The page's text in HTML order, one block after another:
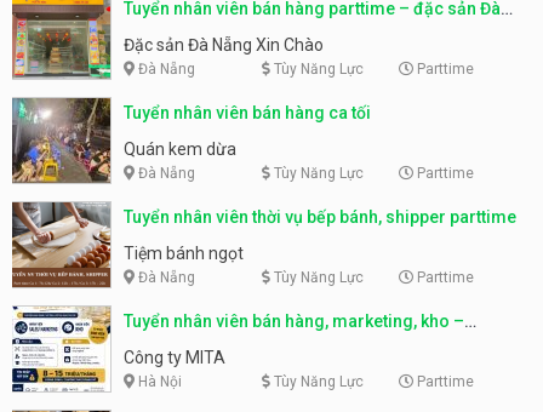
Tuyển nhân viên bán hàng parttime – đặc sản Đà
Nẵng
Đặc sản Đà Nẵng Xin Chào
Đà Nẵng Tùy Năng Lực Parttime
Tuyển nhân viên bán hàng ca tối
Quán kem dừa
Đà Nẵng Tùy Năng Lực Parttime
Tuyển nhân viên thời vụ bếp bánh, shipper parttime
Tiệm bánh ngọt
Đà Nẵng Tùy Năng Lực Parttime
Tuyển nhân viên bán hàng, marketing, kho –
parttime, fulltime
Công ty MITA
Hà Nội Tùy Năng Lực Parttime